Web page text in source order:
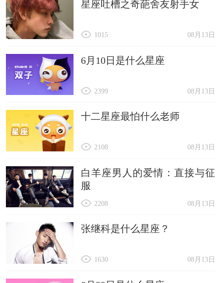
星座吐槽之奇葩舍友射手女
08月13日
1015
6月10日是什么星座
08月13日
2399
十二星座最怕什么老师
08月13日
2108
白羊座男人的爱情：直接与征
服
08月13日
2208
张继科是什么星座？
08月13日
1630